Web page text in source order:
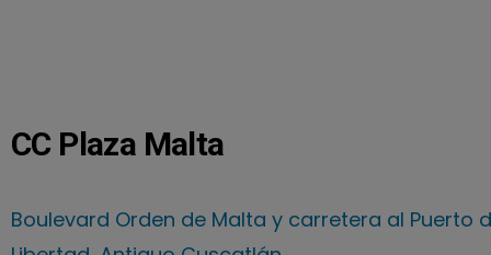
CC Plaza Malta
Boulevard Orden de Malta y carretera al Puerto